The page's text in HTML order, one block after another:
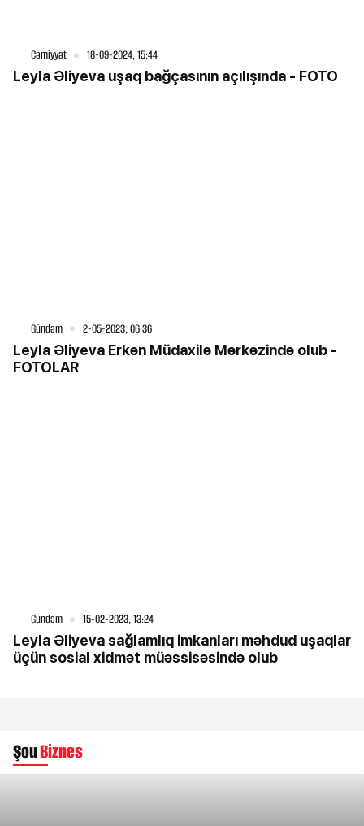
Cəmiyyət 18-09-2024, 15:44
Leyla Əliyeva uşaq bağçasının açılışında - FOTO
Gündəm 2-05-2023, 06:36
Leyla Əliyeva Erkən Müdaxilə Mərkəzində olub -
FOTOLAR
Gündəm 15-02-2023, 13:24
Leyla Əliyeva sağlamlıq imkanları məhdud uşaqlar
üçün sosial xidmət müəssisəsində olub
ŞouBiznes